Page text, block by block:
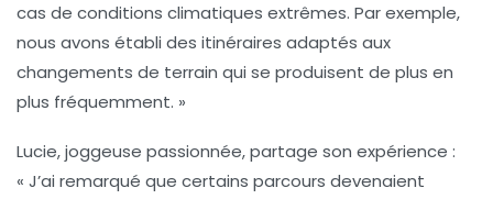
cas de conditions climatiques extrêmes. Par exemple,
nous avons établi des itinéraires adaptés aux
changements de terrain qui se produisent de plus en
plus fréquemment. »
Lucie, joggeuse passionnée, partage son expérience :
« J’ai remarqué que certains parcours devenaient